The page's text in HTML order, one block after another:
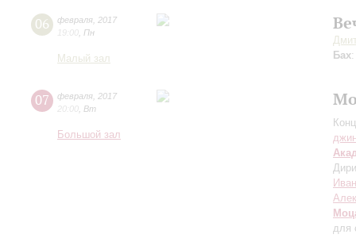
06 февраля 2017
19:00 Пн
Малый зал
Бах
07 февраля 2017
20:00 Вт
Большой зал
для